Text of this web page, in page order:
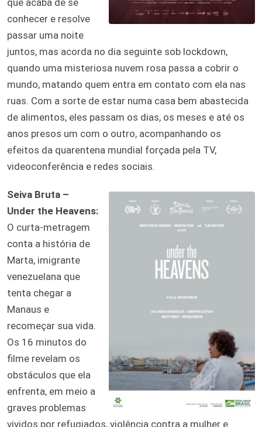
que acaba de se
conhecer e resolve
passar uma noite
juntos, mas acorda no dia seguinte sob lockdown,
quando uma misteriosa nuvem rosa passa a cobrir o
mundo, matando quem entra em contato com ela nas
ruas. Com a sorte de estar numa casa bem abastecida
de alimentos, eles passam os dias, os meses e até os
anos presos um com o outro, acompanhando os
efeitos da quarentena mundial forçada pela TV,
videoconferência e redes sociais.
Seiva Bruta –
Under the Heavens:
O curta-metragem
conta a história de
Marta, imigrante
venezuelana que
tenta chegar a
Manaus e
recomeçar sua vida.
Os 16 minutos do
filme revelam os
obstáculos que ela
enfrenta, em meio a
graves problemas
vividos por refugiados, violência contra a mulher e